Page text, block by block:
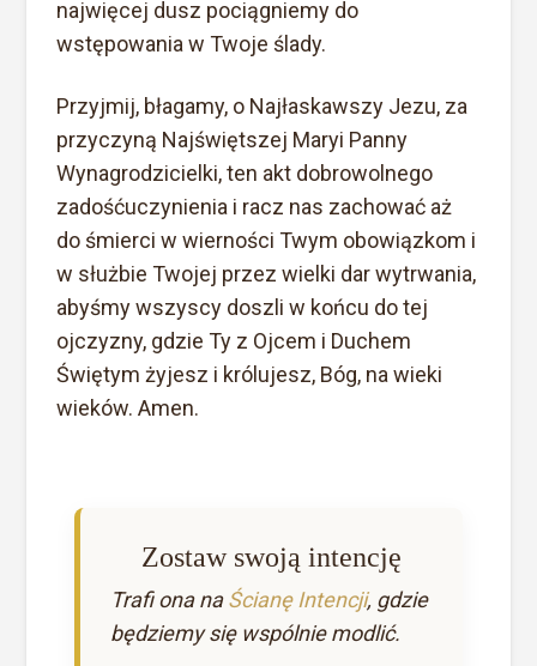
najwięcej dusz pociągniemy do
wstępowania w Twoje ślady.
Przyjmij, błagamy, o Najłaskawszy Jezu, za
przyczyną Najświętszej Maryi Panny
Wynagrodzicielki, ten akt dobrowolnego
zadośćuczynienia i racz nas zachować aż
do śmierci w wierności Twym obowiązkom i
w służbie Twojej przez wielki dar wytrwania,
abyśmy wszyscy doszli w końcu do tej
ojczyzny, gdzie Ty z Ojcem i Duchem
Świętym żyjesz i królujesz, Bóg, na wieki
wieków. Amen.
Zostaw swoją intencję
Trafi ona naŚcianę Intencji, gdzie
będziemy się wspólnie modlić.